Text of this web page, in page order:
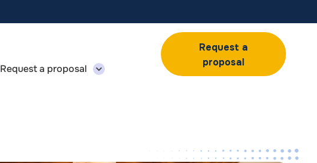
Request a proposal
Request a
proposal